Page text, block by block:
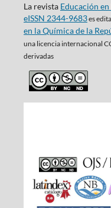
La revista Educación
eISSN 2344-9683es
en la Química de la
una licencia internacional
derivadas